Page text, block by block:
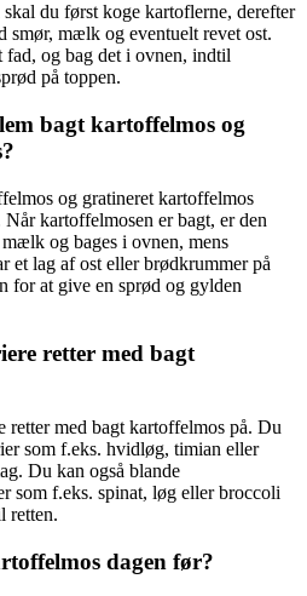
du først koge kartoflerne, derefter
smør, mælk og eventuelt revet ost.
og bag det i ovnen, indtil
på toppen.
bagt kartoffelmos og
og gratineret kartoffelmos
kartoffelmosen er bagt, er den
og bages i ovnen, mens
et lag af ost eller brødkrummer på
for at give en sprød og gylden
retter med bagt
retter med bagt kartoffelmos på. Du
som f.eks. hvidløg, timian eller
Du kan også blande
som f.eks. spinat, løg eller broccoli
retten.
dagen før?